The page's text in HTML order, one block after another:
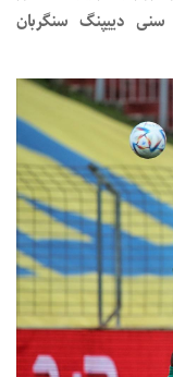
سنی دییپنگ سنگربان